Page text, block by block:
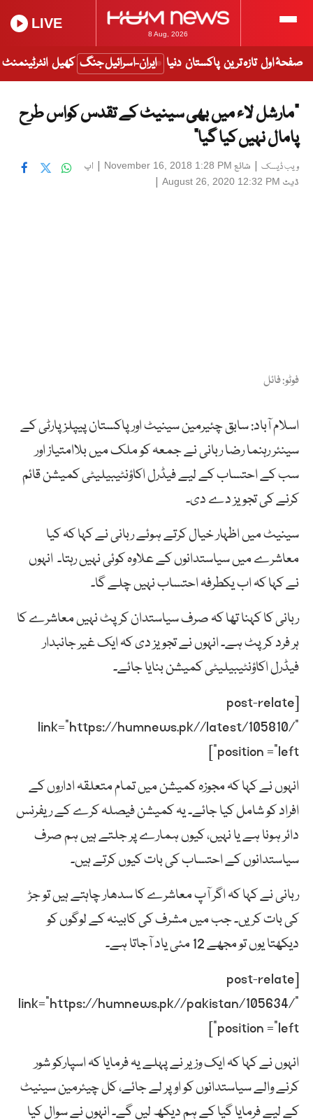
8 Aug, 2026
LIVE
صفحۂ اول تازہ ترین پاکستان دنیا ایران-اسرائیل جنگ کھیل انٹرٹینمنٹ
“مارشل لاء میں بھی سینیٹ کے تقدس کواس طرح
پامال نہیں کیا گیا”
ویب ڈیسک | شائع November 16, 2018 1:28 PM
| اپ
ڈیٹ August 26, 2020 12:32 PM
|
فوٹو: فائل
اسلام آباد: سابق چئیرمین سینیٹ اور پاکستان پیپلز پارٹی کے
سینئر رہنما رضا ربانی نے جمعہ کو ملک میں بلاامتیاز اور
سب کے احتساب کے لیے فیڈرل اکاؤنٹیبیلیٹی کمیشن قائم
کرنے کی تجویز دے دی۔
سینیٹ میں اظہار خیال کرتے ہوئے ربانی نے کہا کہ کیا
معاشرے میں سیاستدانوں کے علاوہ کوئی نہیں رہتا۔ انہوں
نے کہا کہ اب یکطرفہ احتساب نہیں چلے گا۔
ربانی کا کہنا تھا کہ صرف سیاستدان کرپٹ نہیں معاشرے کا
ہر فرد کرپٹ ہے۔ انہوں نے تجویز دی کہ ایک غیر جانبدار
فیڈرل اکاؤنٹیبیلیٹی کمیشن بنایا جائے۔
[post-relate
link=”https://humnews.pk//latest/105810/”
position =”left”]
انہوں نے کہا کہ مجوزہ کمیشن میں تمام متعلقہ اداروں کے
افراد کو شامل کیا جائے۔ یہ کمیشن فیصلہ کرے کے ریفرنس
دائر ہونا ہے یا نہیں، کیوں ہمارے پر جلتے ہیں ہم صرف
سیاستدانوں کے احتساب کی بات کیوں کرتے ہیں۔
ربانی نے کہا کہ اگر آپ معاشرے کا سدھار چاہتے ہیں تو جڑ
کی بات کریں۔ جب میں مشرف کی کابینہ کے لوگوں کو
دیکھتا یوں تو مجھے 12 مئی یاد آجاتا ہے۔
[post-relate
link=”https://humnews.pk//pakistan/105634/”
position =”left”]
انہوں نے کہا کہ ایک وزیر نے پہلے یہ فرمایا کہ اسپارکو شور
کرنے والے سیاستدانوں کو اوپر لے جائے، کل چیئرمین سینیٹ
کے لیے فرمایا گیا کے ہم دیکھ لیں گے۔ انہوں نے سوال کیا